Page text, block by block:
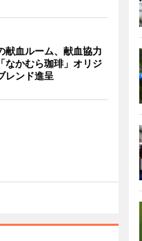
献血ルーム、献血協力
なかむら珈琲」オリジ
レンド進呈